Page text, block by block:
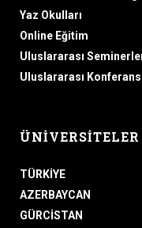
hiçbir zaman
sanatçı
Yaz Okulları
Online Eğitim
Uluslararası
Uluslararası
ÜNİVERSİTELER
TÜRKİYE
AZERBAYCAN
GÜRCİSTAN